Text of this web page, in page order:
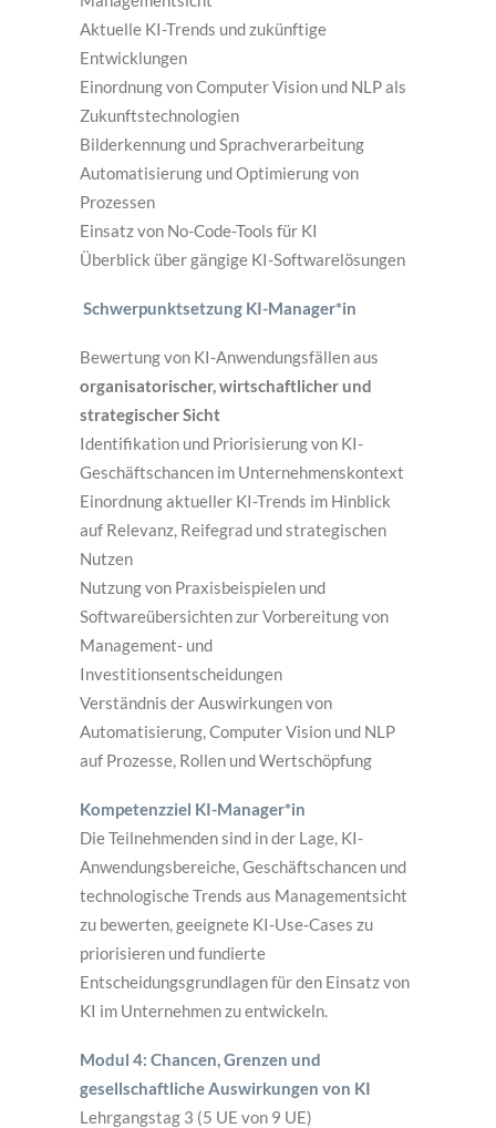
Aktuelle KI-Trends und zukünftige
Entwicklungen
Einordnung von Computer Vision und NLP als
Zukunftstechnologien
Bilderkennung und Sprachverarbeitung
Automatisierung und Optimierung von
Prozessen
Einsatz von No-Code-Tools für KI
Überblick über gängige KI-Softwarelösungen
Schwerpunktsetzung KI-Manager*in
Bewertung von KI-Anwendungsfällen aus
organisatorischer, wirtschaftlicher und
strategischer Sicht
Identifikation und Priorisierung von KI-
Geschäftschancen im Unternehmenskontext
Einordnung aktueller KI-Trends im Hinblick
auf Relevanz, Reifegrad und strategischen
Nutzen
Nutzung von Praxisbeispielen und
Softwareübersichten zur Vorbereitung von
Management- und
Investitionsentscheidungen
Verständnis der Auswirkungen von
Automatisierung, Computer Vision und NLP
auf Prozesse, Rollen und Wertschöpfung
Kompetenzziel KI-Manager*in
Die Teilnehmenden sind in der Lage, KI-
Anwendungsbereiche, Geschäftschancen und
technologische Trends aus Managementsicht
zu bewerten, geeignete KI-Use-Cases zu
priorisieren und fundierte
Entscheidungsgrundlagen für den Einsatz von
KI im Unternehmen zu entwickeln.
Modul 4: Chancen, Grenzen und
gesellschaftliche Auswirkungen von KI
Lehrgangstag 3 (5 UE von 9 UE)